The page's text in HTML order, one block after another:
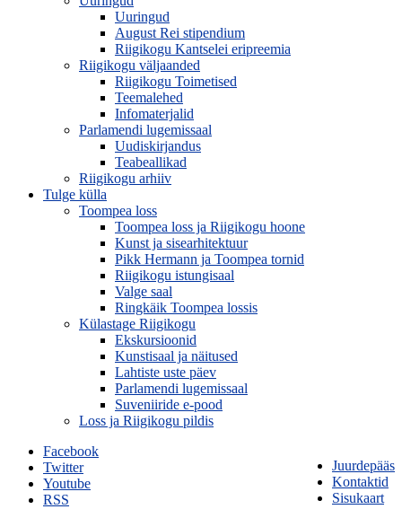
Uuringud
August Rei stipendium
Riigikogu Kantselei eripreemia
Riigikogu väljaanded
Riigikogu Toimetised
Teemalehed
Infomaterjalid
Parlamendi lugemissaal
Uudiskirjandus
Teabeallikad
Riigikogu arhiiv
Tulge külla
Toompea loss
Toompea loss ja Riigikogu hoone
Kunst ja sisearhitektuur
Pikk Hermann ja Toompea tornid
Riigikogu istungisaal
Valge saal
Ringkäik Toompea lossis
Külastage Riigikogu
Ekskursioonid
Kunstisaal ja näitused
Lahtiste uste päev
Parlamendi lugemissaal
Suveniiride e-pood
Loss ja Riigikogu pildis
Juurdepääs
Kontaktid
Sisukaart
Facebook
Twitter
Youtube
RSS